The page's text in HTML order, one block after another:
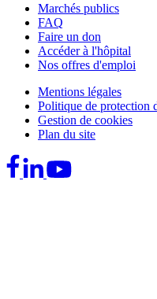
Marchés publics
FAQ
Faire un don
Accéder à l'hôpital
Nos offres d'emploi
Mentions légales
Politique de protection
Gestion de cookies
Plan du site